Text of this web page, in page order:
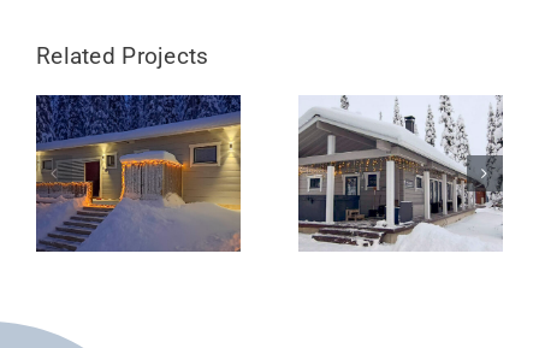
Related Projects
Tapio
kuningas
metsien
Wellamo
veljen
emäntä